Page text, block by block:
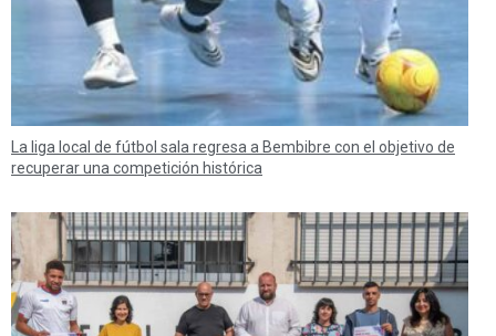
La liga local de fútbol sala regresa a Bembibre con el objetivo de
recuperar una competición histórica